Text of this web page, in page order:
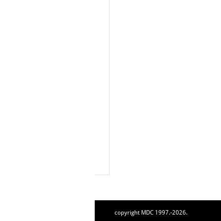
copyright MDC 1997.-2026.